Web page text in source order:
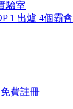
驗室
1 出爐 4個霸會
免費註冊